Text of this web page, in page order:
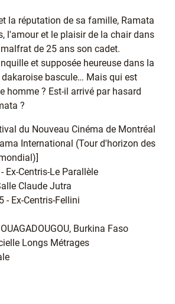
la réputation de sa famille, Ramata
l'amour et le plaisir de la chair dans
de 25 ans son cadet.
et supposée heureuse dans la
bascule… Mais qui est
homme ? Est-il arrivé par hasard
?
du Nouveau Cinéma de Montréal
International (Tour d'horizon des
Ex-Centris-Le Parallèle
Claude Jutra
- Ex-Centris-Fellini
Burkina Faso
Longs Métrages